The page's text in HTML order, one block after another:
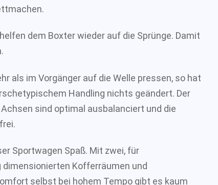
dem Boxter wieder auf die Sprünge. Damit
als im Vorgänger auf die Welle pressen, so hat
Handling nichts geändert. Der
sind optimal ausbalanciert und die
Sportwagen Spaß. Mit zwei, für
Kofferräumen und
selbst bei hohem Tempo gibt es kaum